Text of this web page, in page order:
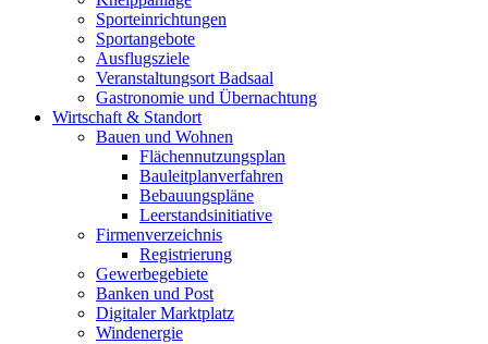
Sporteinrichtungen
Sportangebote
Ausflugsziele
Veranstaltungsort Badsaal
Gastronomie und Übernachtung
Wirtschaft & Standort
Bauen und Wohnen
Flächennutzungsplan
Bauleitplanverfahren
Bebauungspläne
Leerstandsinitiative
Firmenverzeichnis
Registrierung
Gewerbegebiete
Banken und Post
Digitaler Marktplatz
Windenergie